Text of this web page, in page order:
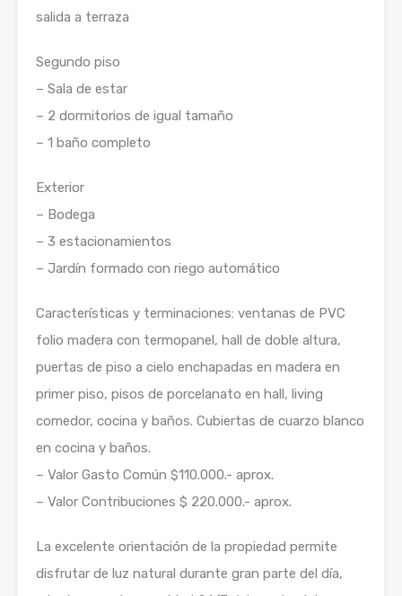
salida a terraza
Segundo piso
– Sala de estar
– 2 dormitorios de igual tamaño
– 1 baño completo
Exterior
– Bodega
– 3 estacionamientos
– Jardín formado con riego automático
Características y terminaciones: ventanas de PVC
folio madera con termopanel, hall de doble altura,
puertas de piso a cielo enchapadas en madera en
primer piso, pisos de porcelanato en hall, living
comedor, cocina y baños. Cubiertas de cuarzo blanco
en cocina y baños.
– Valor Gasto Común $110.000.- aprox.
– Valor Contribuciones $ 220.000.- aprox.
La excelente orientación de la propiedad permite
disfrutar de luz natural durante gran parte del día,